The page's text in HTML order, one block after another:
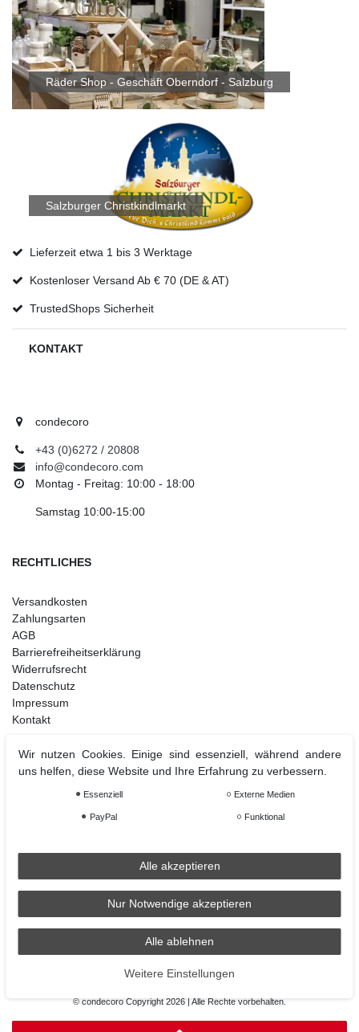
Räder Shop - Geschäft Oberndorf - Salzburg
Salzburger Christkindlmarkt
Lieferzeit etwa 1 bis 3 Werktage
Kostenloser Versand Ab € 70 (DE & AT)
TrustedShops Sicherheit
KONTAKT
condecoro
+43 (0)6272 / 20808
info@condecoro.com
Montag - Freitag: 10:00 - 18:00
Samstag 10:00-15:00
RECHTLICHES
Versandkosten
Zahlungsarten
AGB
Barrierefreiheitserklärung
Widerrufsrecht
Datenschutz
Impressum
Kontakt
Christbaumschmuck
Christbaumkugel
Räder Lichthaus
© condecoro Copyright 2026 | Alle Rechte vorbehalten.
Wir nutzen Cookies. Einige sind essenziell, während andere
uns helfen, diese Website und Ihre Erfahrung zu verbessern.
Essenziell Externe Medien
PayPal Funktional
Alle akzeptieren
Nur Notwendige akzeptieren
Alle ablehnen
Weitere Einstellungen